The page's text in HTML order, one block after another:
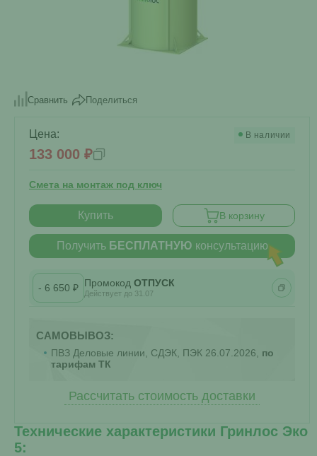
Сравнить Поделиться
Цена: В наличии
133 000 ₽
Смета на монтаж под ключ
Купить В корзину
Получить БЕСПЛАТНУЮ консультацию
- 6 650 ₽ Промокод ОТПУСК
Действует до 31.07
САМОВЫВОЗ:
ПВЗ Деловые линии, СДЭК, ПЭК 26.07.2026, по
тарифам ТК
Рассчитать стоимость доставки
Технические характеристики Гринлос Эко
5: